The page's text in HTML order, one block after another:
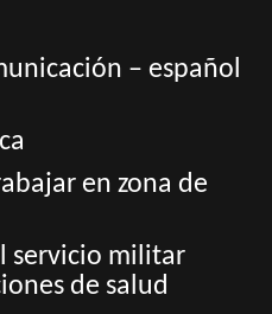
– español
en zona de
servicio militar
de salud